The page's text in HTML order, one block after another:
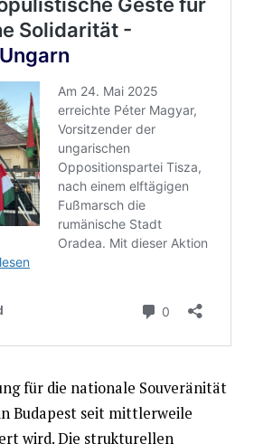
für die nationale Souveränität
Budapest seit mittlerweile
wird. Die strukturellen